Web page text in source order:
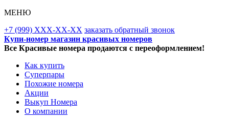
МЕНЮ
+7 (999) XXX-XX-XX заказать обратный звонок
Купи-номер магазин красивых номеров
Все Красивые номера продаются с переоформлением!
Как купить
Суперпары
Похожие номера
Акции
Выкуп Номера
О компании